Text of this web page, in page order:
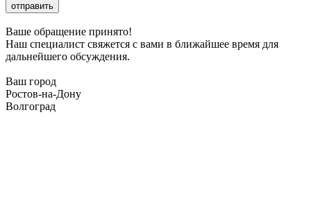
отправить
Ваше обращение принято!
Наш специалист свяжется с вами в ближайшее время для
дальнейшего обсуждения.
Ваш город
Ростов-на-Дону
Волгоград